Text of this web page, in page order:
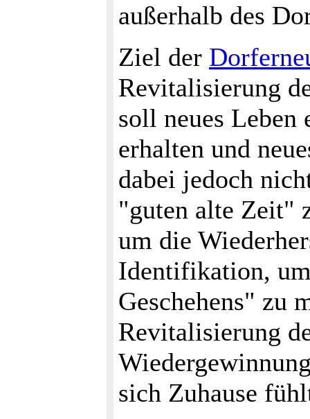
außerhalb des
Ziel der
Revitalisierung
soll neues Leben
erhalten und
dabei jedoch
"guten alte Zeit"
um die
Identifikation,
Geschehens" zu
Revitalisierung
sich Zuhause